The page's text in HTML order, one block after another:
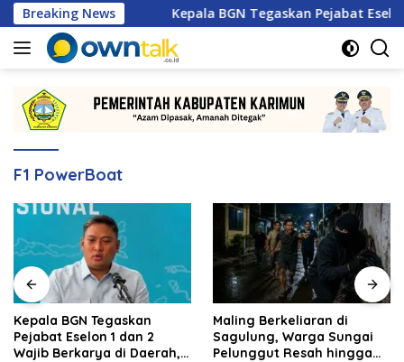
Langsung
ke
konten
Breaking News
2026 Kepala BGN Tegaskan Pejabat Eselon 1 dan
F1 PowerBoat
Kepala BGN Tegaskan
Pejabat Eselon 1 dan 2
Wajib Berkarya di Daerah,
Maling Berkeliaran di
Sagulung, Warga Sungai
Pelunggut Resah hingga